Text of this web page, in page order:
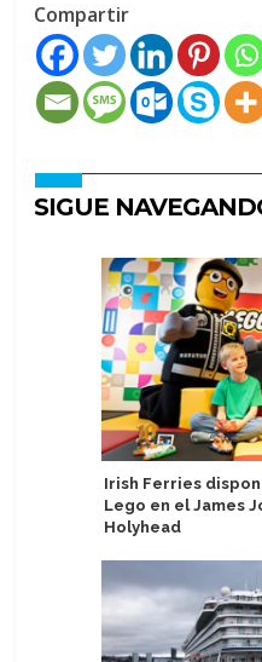
Compartir
SIGUE
Irish Ferries
Lego en el James
Holyhead